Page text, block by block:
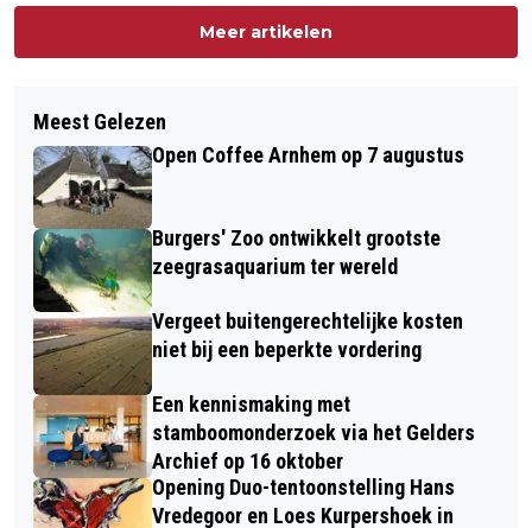
Meer artikelen
Meest Gelezen
Open Coffee Arnhem op 7 augustus
Burgers' Zoo ontwikkelt grootste
zeegrasaquarium ter wereld
Vergeet buitengerechtelijke kosten
niet bij een beperkte vordering
Een kennismaking met
stamboomonderzoek via het Gelders
Archief op 16 oktober
Opening Duo-tentoonstelling Hans
Vredegoor en Loes Kurpershoek in